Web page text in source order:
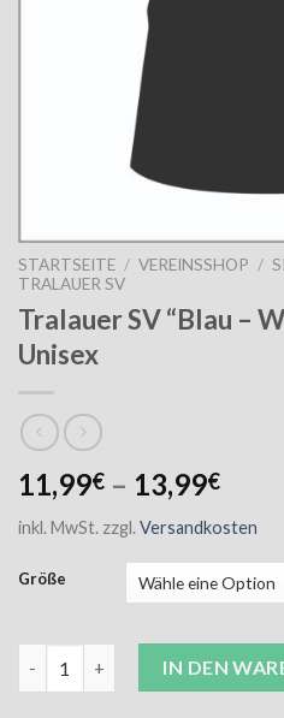
STARTSEITE / VEREINSSHOP /
TRALAUER SV
Tralauer SV “Blau –
Unisex
11,99€ – 13,99€
inkl. MwSt. zzgl. Versandkosten
Größe
IN DEN